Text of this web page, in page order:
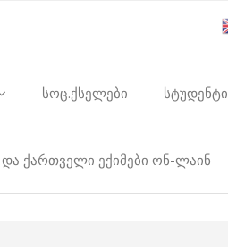
სოც.ქსელები სტუდენტი
ქართველი ექიმები ონ-ლაინ